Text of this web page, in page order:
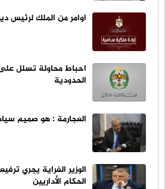
اوامر من الملك لرئيس
احباط محاولة تسلل
الحدودية
العجارمة : هو صميم
الوزير الفراية يجري
الحكام الأداريين